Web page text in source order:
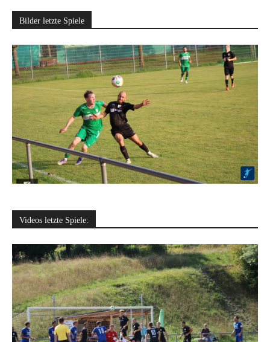
Bilder letzte Spiele
Videos letzte Spiele: